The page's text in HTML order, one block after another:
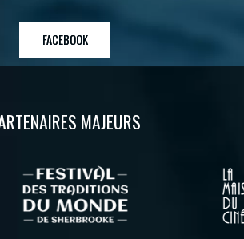
FACEBOOK
MAJEURS